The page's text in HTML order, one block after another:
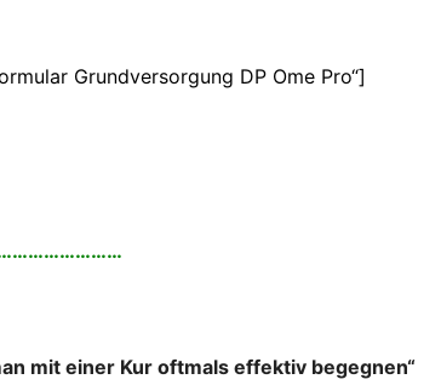
Grundversorgung DP Ome Pro“]
mit einer Kur oftmals effektiv begegnen“